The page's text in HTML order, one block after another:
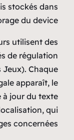
dans un JWT
le
à jour, certains
fournis par
l’Autorité
nouvelle
webhook pousse
vers le